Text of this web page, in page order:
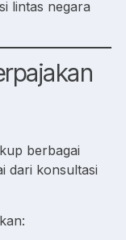
lintas negara
berbagai
dari konsultasi